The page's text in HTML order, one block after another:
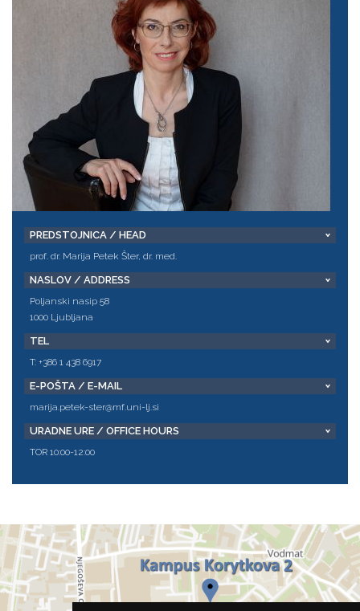
PREDSTOJNICA / HEAD
prof. dr. Marija Petek Šter, dr. med.
NASLOV / ADDRESS
Poljanski nasip 58
1000 Ljubljana
TEL
T: +386 1 438 6917
E-POŠTA / E-MAIL
marija.petek-ster@mf.uni-lj.si
URADNE URE / OFFICE HOURS
TOR 10:00-12:00